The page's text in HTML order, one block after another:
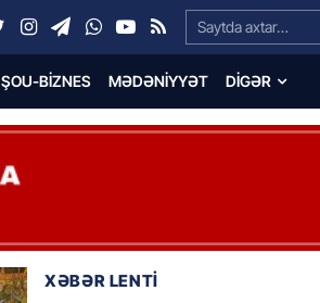
Search…
ŞOU-BIZNES MƏDƏNIYYƏT DIGƏR
XƏBƏR LENTİ